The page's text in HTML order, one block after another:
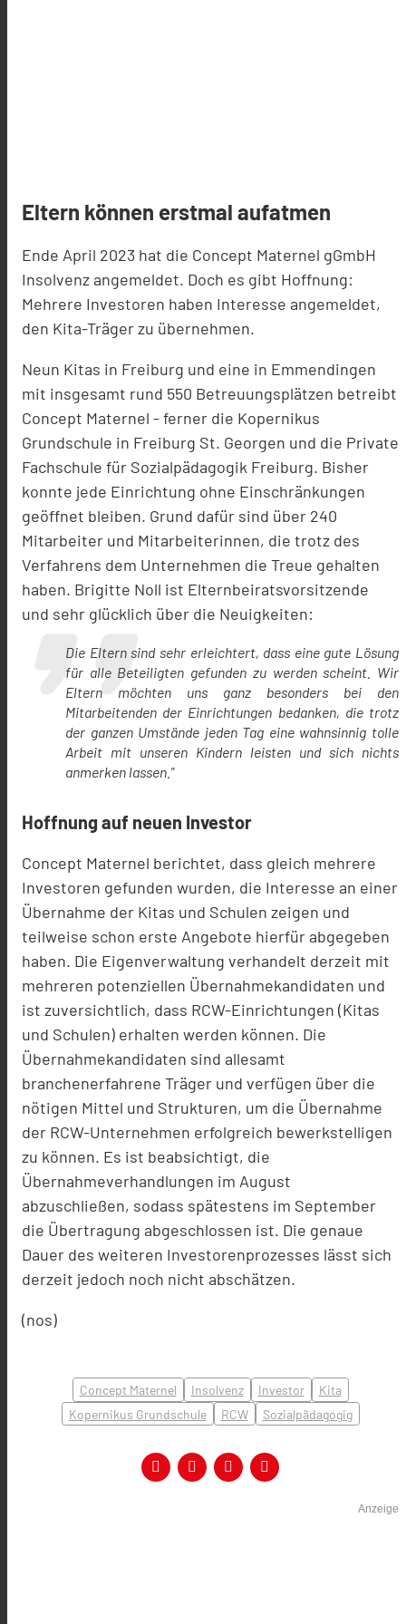
Eltern können erstmal aufatmen
Ende April 2023 hat die Concept Maternel gGmbH
Insolvenz angemeldet. Doch es gibt Hoffnung:
Mehrere Investoren haben Interesse angemeldet,
den Kita-Träger zu übernehmen.
Neun Kitas in Freiburg und eine in Emmendingen
mit insgesamt rund 550 Betreuungsplätzen betreibt
Concept Maternel - ferner die Kopernikus
Grundschule in Freiburg St. Georgen und die Private
Fachschule für Sozialpädagogik Freiburg. Bisher
konnte jede Einrichtung ohne Einschränkungen
geöffnet bleiben. Grund dafür sind über 240
Mitarbeiter und Mitarbeiterinnen, die trotz des
Verfahrens dem Unternehmen die Treue gehalten
haben. Brigitte Noll ist Elternbeiratsvorsitzende
und sehr glücklich über die Neuigkeiten:
Die Eltern sind sehr erleichtert, dass eine gute Lösung
für alle Beteiligten gefunden zu werden scheint. Wir
Eltern möchten uns ganz besonders bei den
Mitarbeitenden der Einrichtungen bedanken, die trotz
der ganzen Umstände jeden Tag eine wahnsinnig tolle
Arbeit mit unseren Kindern leisten und sich nichts
anmerken lassen."
Hoffnung auf neuen Investor
Concept Maternel berichtet, dass gleich mehrere
Investoren gefunden wurden, die Interesse an einer
Übernahme der Kitas und Schulen zeigen und
teilweise schon erste Angebote hierfür abgegeben
haben. Die Eigenverwaltung verhandelt derzeit mit
mehreren potenziellen Übernahmekandidaten und
ist zuversichtlich, dass RCW-Einrichtungen (Kitas
und Schulen) erhalten werden können. Die
Übernahmekandidaten sind allesamt
branchenerfahrene Träger und verfügen über die
nötigen Mittel und Strukturen, um die Übernahme
der RCW-Unternehmen erfolgreich bewerkstelligen
zu können. Es ist beabsichtigt, die
Übernahmeverhandlungen im August
abzuschließen, sodass spätestens im September
die Übertragung abgeschlossen ist. Die genaue
Dauer des weiteren Investorenprozesses lässt sich
derzeit jedoch noch nicht abschätzen.
(nos)
Concept Maternel Insolvenz Investor
Kita
Kopernikus Grundschule
RCW Sozialpädagogig
Anzeige